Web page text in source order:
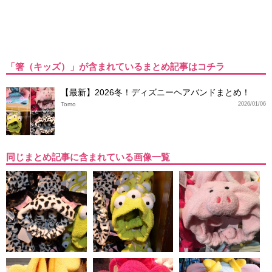
「箸（キッズ）」が含まれているまとめ記事はコチラ
【最新】2026冬！ディズニーヘアバンドまとめ！
2026/01/06
Tomo
同じまとめ記事に含まれている画像一覧